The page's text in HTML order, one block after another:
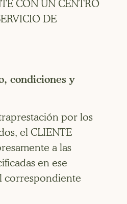
CON UN CENTRO
DE
condiciones y
por los
el CLIENTE
a las
en ese
correspondiente